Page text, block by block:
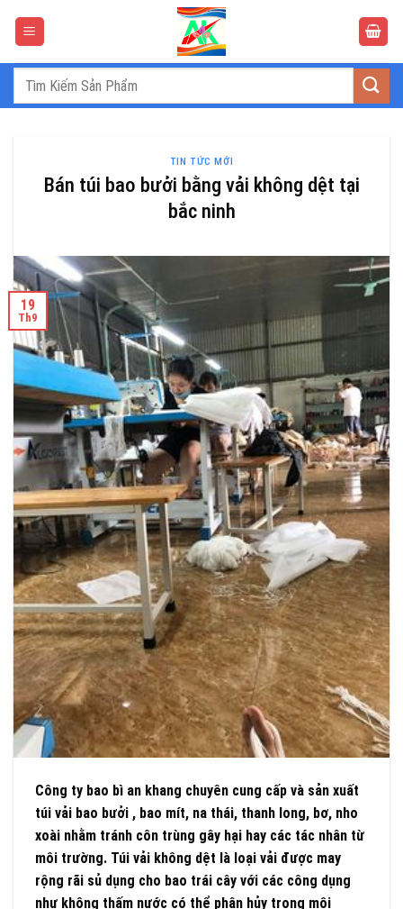
Tìm
TIN TỨC MỚI
Bán túi bao bưởi bằng vải không dệt tại
bắc ninh
19
Th9
Công ty bao bì an khang chuyên cung cấp và sản xuất
túi vải bao bưởi , bao mít, na thái, thanh long, bơ, nho
xoài nhằm tránh côn trùng gây hại hay các tác nhân từ
môi trường. Túi vải không dệt là loại vải được may
rộng rãi sủ dụng cho bao trái cây với các công dụng
như không thấm nước có thể phân hủy trong môi